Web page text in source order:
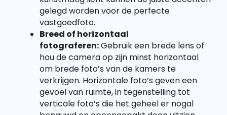
gelegd worden voor de perfecte
vastgoedfoto.
Breed of horizontaal
fotograferen:Gebruik een brede lens of
hou de camera op zijn minst horizontaal
om brede foto’s van de kamers te
verkrijgen. Horizontale foto’s geven een
gevoel van ruimte, in tegenstelling tot
verticale foto’s die het geheel er nogal